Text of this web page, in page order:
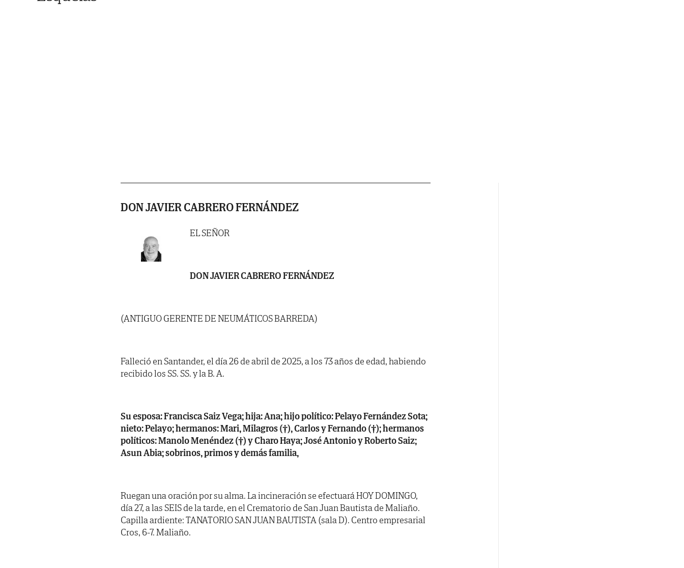
DON JAVIER CABRERO FERNÁNDEZ
EL SEÑOR
DON JAVIER CABRERO FERNÁNDEZ
(ANTIGUO GERENTE DE NEUMÁTICOS BARREDA)
Falleció en Santander, el día 26 de abril de 2025, a los 73 años de edad, habiendo
recibido los SS. SS. y la B. A.
Su esposa: Francisca Saiz Vega; hija: Ana; hijo político: Pelayo Fernández Sota;
nieto: Pelayo; hermanos: Mari, Milagros (†), Carlos y Fernando (†); hermanos
políticos: Manolo Menéndez (†) y Charo Haya; José Antonio y Roberto Saiz;
Asun Abia; sobrinos, primos y demás familia,
Ruegan una oración por su alma. La incineración se efectuará HOY DOMINGO,
día 27, a las SEIS de la tarde, en el Crematorio de San Juan Bautista de Maliaño.
Capilla ardiente: TANATORIO SAN JUAN BAUTISTA (sala D). Centro empresarial
Cros, 6-7. Maliaño.